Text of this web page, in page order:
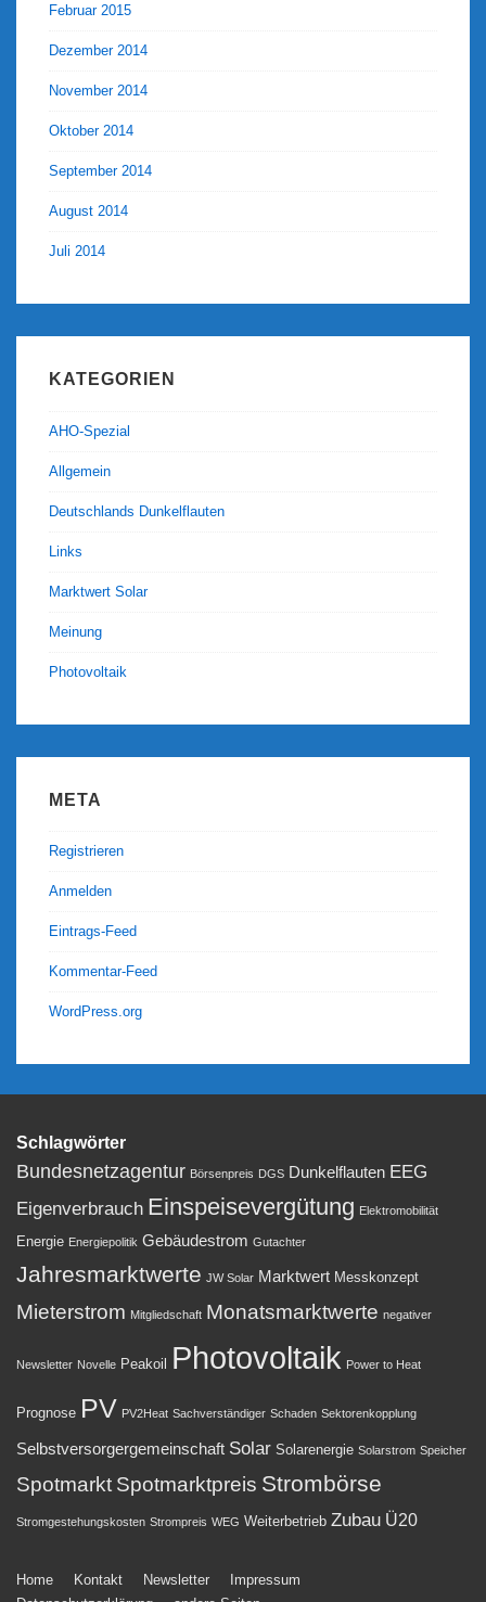
Februar 2015
Dezember 2014
November 2014
Oktober 2014
September 2014
August 2014
Juli 2014
KATEGORIEN
AHO-Spezial
Allgemein
Deutschlands Dunkelflauten
Links
Marktwert Solar
Meinung
Photovoltaik
META
Registrieren
Anmelden
Eintrags-Feed
Kommentar-Feed
WordPress.org
Schlagwörter
Bundesnetzagentur Börsenpreis DGS Dunkelflauten EEG
Eigenverbrauch Einspeisevergütung Elektromobilität
Energie Energiepolitik Gebäudestrom Gutachter
Jahresmarktwerte JW Solar Marktwert Messkonzept
Mieterstrom Mitgliedschaft Monatsmarktwerte negativer
Newsletter Novelle Peakoil Photovoltaik Power to Heat
Prognose PV PV2Heat Sachverständiger Schaden Sektorenkopplung
Selbstversorgergemeinschaft Solar Solarenergie Solarstrom Speicher
Spotmarkt Spotmarktpreis Strombörse
Stromgestehungskosten Strompreis WEG Weiterbetrieb Zubau Ü20
Footer-
Home Kontakt Newsletter
Impressum